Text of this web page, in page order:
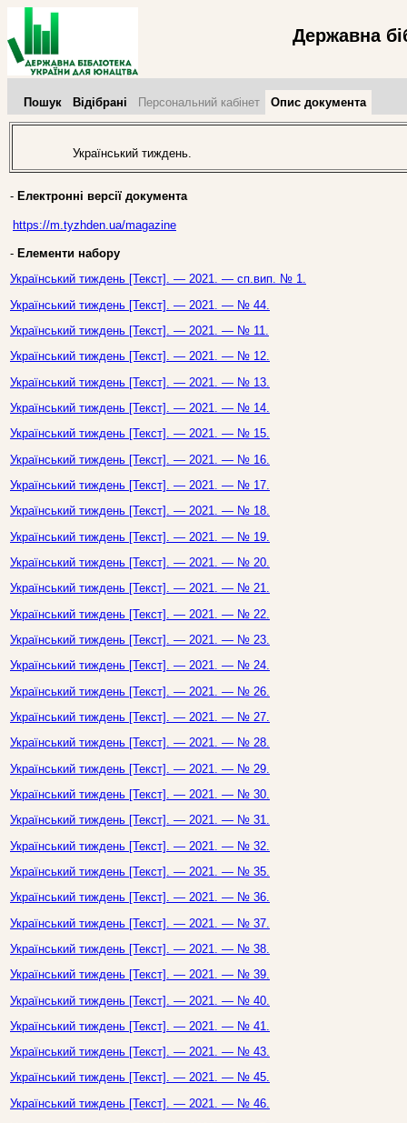
Державна
Пошук Відібрані Персональний кабінет Опис документа
Український тиждень.
- Електронні версії документа
https://m.tyzhden.ua/magazine
- Елементи набору
Український тиждень [Текст]. — 2021. — сп.вип. № 1.
Український тиждень [Текст]. — 2021. — № 44.
Український тиждень [Текст]. — 2021. — № 11.
Український тиждень [Текст]. — 2021. — № 12.
Український тиждень [Текст]. — 2021. — № 13.
Український тиждень [Текст]. — 2021. — № 14.
Український тиждень [Текст]. — 2021. — № 15.
Український тиждень [Текст]. — 2021. — № 16.
Український тиждень [Текст]. — 2021. — № 17.
Український тиждень [Текст]. — 2021. — № 18.
Український тиждень [Текст]. — 2021. — № 19.
Український тиждень [Текст]. — 2021. — № 20.
Український тиждень [Текст]. — 2021. — № 21.
Український тиждень [Текст]. — 2021. — № 22.
Український тиждень [Текст]. — 2021. — № 23.
Український тиждень [Текст]. — 2021. — № 24.
Український тиждень [Текст]. — 2021. — № 26.
Український тиждень [Текст]. — 2021. — № 27.
Український тиждень [Текст]. — 2021. — № 28.
Український тиждень [Текст]. — 2021. — № 29.
Український тиждень [Текст]. — 2021. — № 30.
Український тиждень [Текст]. — 2021. — № 31.
Український тиждень [Текст]. — 2021. — № 32.
Український тиждень [Текст]. — 2021. — № 35.
Український тиждень [Текст]. — 2021. — № 36.
Український тиждень [Текст]. — 2021. — № 37.
Український тиждень [Текст]. — 2021. — № 38.
Український тиждень [Текст]. — 2021. — № 39.
Український тиждень [Текст]. — 2021. — № 40.
Український тиждень [Текст]. — 2021. — № 41.
Український тиждень [Текст]. — 2021. — № 43.
Український тиждень [Текст]. — 2021. — № 45.
Український тиждень [Текст]. — 2021. — № 46.